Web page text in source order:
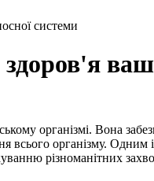
системи
організмі. Вона
організму. Одним
різноманітних